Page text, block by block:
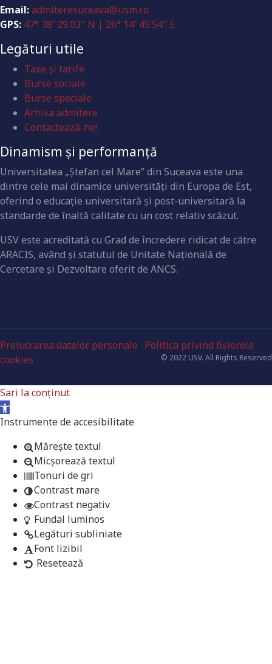
Email:admiteresuceava@usm.ro
GPS: 47° 38′ 29.03″ N | 26° 14′ 45.54″ E
Legături utile
Taxe și tarife
Burse sociale
Burse speciale
Arhiva admitere
Contactează-ne!
Dinamism și performanță
Universitatea „Ştefan cel Mare” din Suceava este una
dintre cele mai dinamice universităţi din Europa de Est,
oferind o educaţie universitară şi post-universitară la
standarde de înaltă calitate cu un cost relativ scăzut.
USV este acreditată cu Grad de încredere ridicat de către
ARACIS, având şi statutul de Unitate Naţională de
Cercetare şi Dezvoltare oferit de ANCS.
Prelucrarea datelor personale Politica privind fișierele
cookies
© 2022 USV. All Rights Reserved
Sari la conținut
Deschide bara de unelte
Instrumente de accesibilitate
Mărește textul
Micșorează textul
Tonuri de gri
Contrast mare
Contrast negativ
Fundal luminos
Legături subliniate
Font lizibil
Resetează